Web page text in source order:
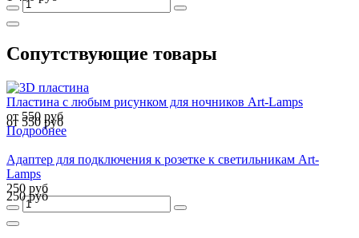
Сопутствующие товары
Пластина с любым рисунком для ночников Art-Lamps
от 550 руб
от 550 руб
Подробнее
Адаптер для подключения к розетке к светильникам Art-
Lamps
250 руб
250 руб